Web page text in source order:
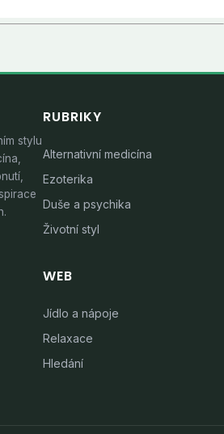
stylu
RUBRIKY
Alternativní medicína
Ezoterika
Duše a psychika
Životní styl
WEB
Jídlo a nápoje
Relaxace
Hledání